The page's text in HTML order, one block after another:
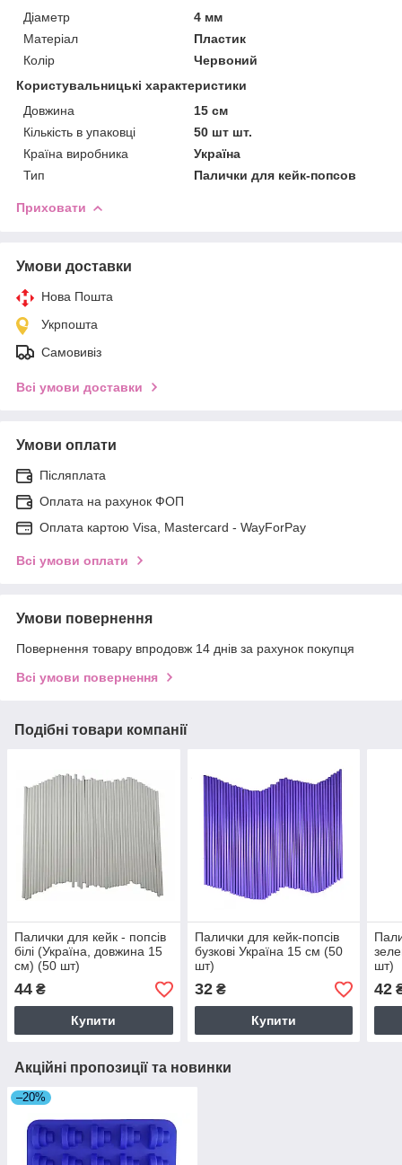
Діаметр
4 мм
Матеріал
Пластик
Колір
Червоний
Користувальницькі характеристики
Довжина
15 см
Кількість в упаковці
50 шт шт.
Країна виробника
Україна
Тип
Палички для кейк-попсов
Приховати
Умови доставки
Нова Пошта
Укрпошта
Самовивіз
Всі умови доставки
Умови оплати
Післяплата
Оплата на рахунок ФОП
Оплата картою Visa, Mastercard - WayForPay
Всі умови оплати
Умови повернення
Повернення товару впродовж 14 днів за рахунок покупця
Всі умови повернення
Подібні товари компанії
Палички для кейк - попсів
білі (Україна, довжина 15
см) (50 шт)
44 ₴
Купити
Палички для кейк-попсів
бузкові Україна 15 см (50
шт)
32₴
Купити
шт)
42
Акційні пропозиції та новинки
–20%